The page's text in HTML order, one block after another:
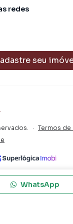
uma maior
rápido.
preparada para
WhatsApp
seu
redes
.
· Termos de